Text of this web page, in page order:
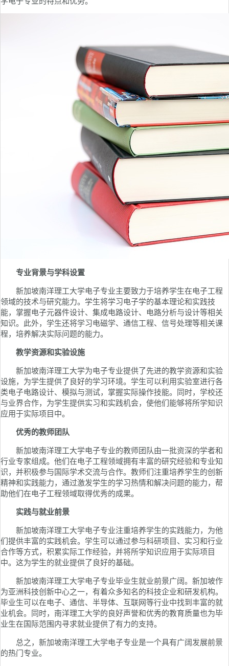
专业背景与学科设置
新加坡南洋理工大学电子专业主要致力于培养学生在电子工程
领域的技术与研究能力。学生将学习电子学的基本理论和实践技
能，掌握电子元器件设计、集成电路设计、电路分析与设计等相关
知识。此外，学生还将学习电磁学、通信工程、信号处理等相关课
程，培养解决实际问题的能力。
教学资源和实验设施
新加坡南洋理工大学为电子专业提供了先进的教学资源和实验
设施，为学生提供了良好的学习环境。学生可以利用实验室进行各
类电子电路设计、模拟与测试，掌握实际操作技能。同时，学校还
与业界合作，为学生提供实习和实践机会，使他们能够将所学知识
应用于实际项目中。
优秀的教师团队
新加坡南洋理工大学电子专业的教师团队由一批资深的学者和
行业专家组成。他们在电子工程领域拥有丰富的研究经验和专业知
识，并积极参与国际学术交流与合作。教师们注重培养学生的创新
精神和实践能力，通过激发学生的学习热情和解决问题的能力，帮
助他们在电子工程领域取得优秀的成果。
实践与就业前景
新加坡南洋理工大学电子专业注重培养学生的实践能力，为他
们提供丰富的实践机会。学生可以通过参与科研项目、实习和行业
合作等方式，积累实际工作经验，并将所学知识应用于实际项目
中。这为学生的就业提供了良好的基础。
新加坡南洋理工大学电子专业毕业生就业前景广阔。新加坡作
为亚洲科技创新中心之一，有着众多知名的科技企业和研发机构。
毕业生可以在电子、通信、半导体、互联网等行业中找到丰富的就
业机会。同时，南洋理工大学的良好声誉和优秀的教育质量也为毕
业生在国际范围内寻求就业提供了有力的支持。
总之，新加坡南洋理工大学电子专业是一个具有广阔发展前景
的热门专业。